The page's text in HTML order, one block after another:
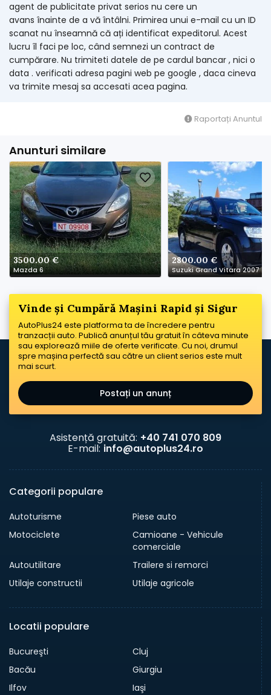
agent de publicitate privat serios nu cere un
avans înainte de a vă întâlni. Primirea unui e-mail cu un ID
scanat nu înseamnă că ați identificat expeditorul. Acest
lucru îl faci pe loc, când semnezi un contract de
cumpărare. Nu trimiteti datele de pe cardul bancar , nici o
data . verificati adresa pagini web pe google , daca cineva
va trimite mesaj sa accesati acea pagina.
Raportați Anuntul
Anunturi similare
3500.00 €
Mazda 6
2800.00 €
Suzuki Grand Vitara 2007
Vinde și Cumpără Mașini Rapid și Sigur
AutoPlus24 este platforma ta de încredere pentru
tranzacții auto. Publică anunțul tău gratuit în câteva minute
sau explorează miile de oferte verificate. Cu noi, drumul
spre mașina perfectă sau către un client serios este mult
mai scurt.
Postați un anunț
Asistență gratuită: +40 741 070 809
E-mail: info@autoplus24.ro
Categorii populare
Autoturisme
Piese auto
Motociclete
Camioane - Vehicule
comerciale
Autoutilitare
Trailere si remorci
Utilaje constructii
Utilaje agricole
Locatii populare
Bucureşti
Cluj
Bacău
Giurgiu
Ilfov
Iaşi